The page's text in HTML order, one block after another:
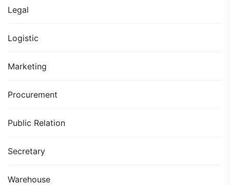
Legal
Logistic
Marketing
Procurement
Public Relation
Secretary
Warehouse